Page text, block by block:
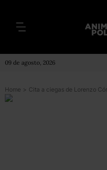
09 de agosto, 2026
Home >